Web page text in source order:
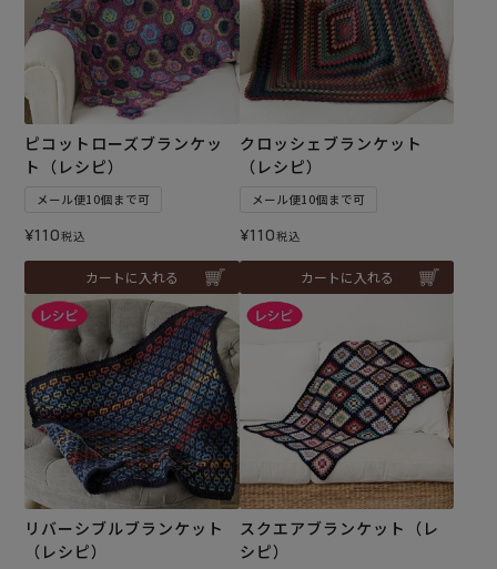
ピコットローズブランケッ
ト（レシピ）
メール便10個まで可
¥110税込
カートに入れる
クロッシェブランケット
（レシピ）
メール便10個まで可
¥110税込
カートに入れる
リバーシブルブランケット
（レシピ）
スクエアブランケット（レ
シピ）